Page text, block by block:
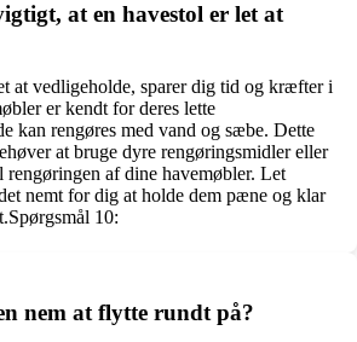
at en havestol er let at
at vedligeholde, sparer dig tid og kræfter i
er kendt for deres lette
kan rengøres med vand og sæbe. Dette
at bruge dyre rengøringsmidler eller
rengøringen af ​​dine havemøbler. Let
nemt for dig at holde dem pæne og klar
10:
nem at flytte rundt på?